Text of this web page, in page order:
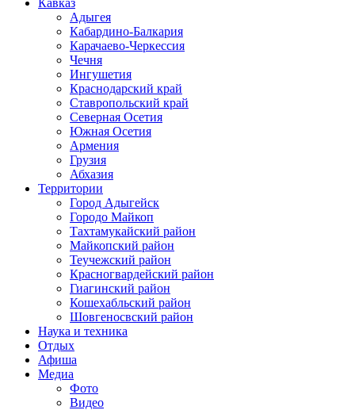
Кавказ
Адыгея
Кабардино-Балкария
Карачаево-Черкессия
Чечня
Ингушетия
Краснодарский край
Ставропольский край
Северная Осетия
Южная Осетия
Армения
Грузия
Абхазия
Территории
Город Адыгейск
Городо Майкоп
Тахтамукайский район
Майкопский район
Теучежский район
Красногвардейский район
Гиагинский район
Кошехабльский район
Шовгеносвский район
Наука и техника
Отдых
Афиша
Медиа
Фото
Видео